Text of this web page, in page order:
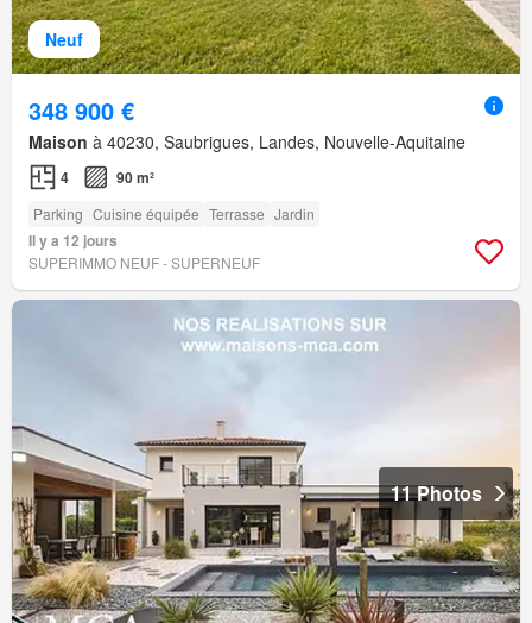
Neuf
348 900 €
Maison à 40230, Saubrigues, Landes, Nouvelle-Aquitaine
4 90 m²
Parking Cuisine équipée Terrasse Jardin
Il y a 12 jours
SUPERIMMO NEUF - SUPERNEUF
11 Photos